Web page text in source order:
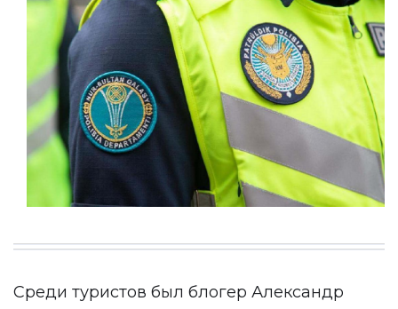
Среди туристов был блогер Александр